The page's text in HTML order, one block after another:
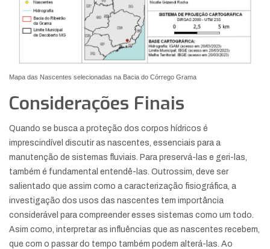
Mapa das Nascentes selecionadas na Bacia do Córrego Grama
Considerações Finais
Quando se busca a proteção dos corpos hídricos é
imprescindível discutir as nascentes, essenciais para a
manutenção de sistemas fluviais. Para preservá-las e geri-las,
também é fundamental entendê-las. Outrossim, deve ser
salientado que assim como a caracterização fisiográfica, a
investigação dos usos das nascentes tem importância
considerável para compreender esses sistemas como um todo.
Asim como, interpretar as influências que as nascentes recebem,
que com o passar do tempo também podem alterá-las. Ao